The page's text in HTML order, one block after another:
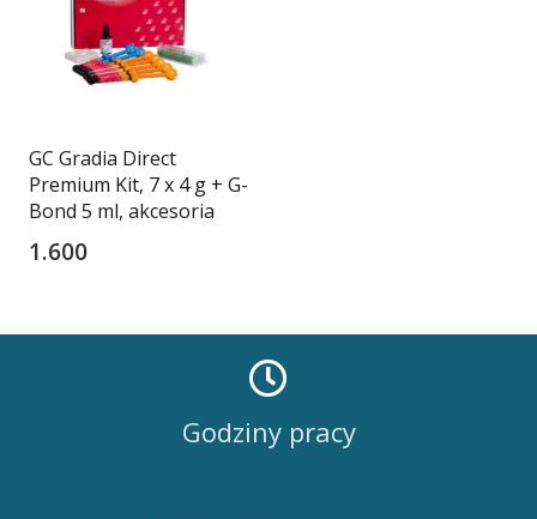
GC Gradia Direct
Premium Kit, 7 x 4 g + G-
Bond 5 ml, akcesoria
1.600
Godziny pracy